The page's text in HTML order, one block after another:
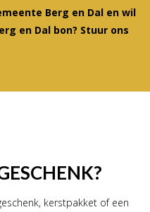
Berg en Dal en wil
en Dal bon? Stuur ons
kerstpakket of een